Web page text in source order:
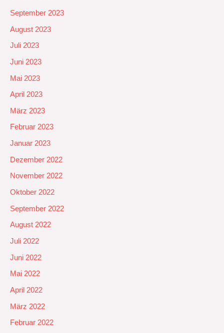
September 2023
August 2023
Juli 2023
Juni 2023
Mai 2023
April 2023
März 2023
Februar 2023
Januar 2023
Dezember 2022
November 2022
Oktober 2022
September 2022
August 2022
Juli 2022
Juni 2022
Mai 2022
April 2022
März 2022
Februar 2022